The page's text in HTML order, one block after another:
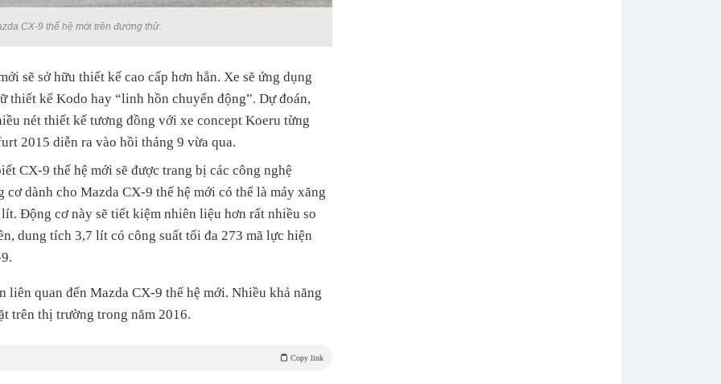
CX-9 thế hệ mới trên đường thử.
sẽ sở hữu thiết kế cao cấp hơn hẳn. Xe sẽ ứng dụng
thiết kế Kodo hay “linh hồn chuyển động”. Dự đoán,
nét thiết kế tương đồng với xe concept Koeru từng
2015 diễn ra vào hồi tháng 9 vừa qua.
CX-9 thế hệ mới sẽ được trang bị các công nghệ
dành cho Mazda CX-9 thế hệ mới có thể là máy xăng
Động cơ này sẽ tiết kiệm nhiên liệu hơn rất nhiều so
dung tích 3,7 lít có công suất tối đa 273 mã lực hiện
liên quan đến Mazda CX-9 thế hệ mới. Nhiều khả năng
trên thị trường trong năm 2016.
Copy link